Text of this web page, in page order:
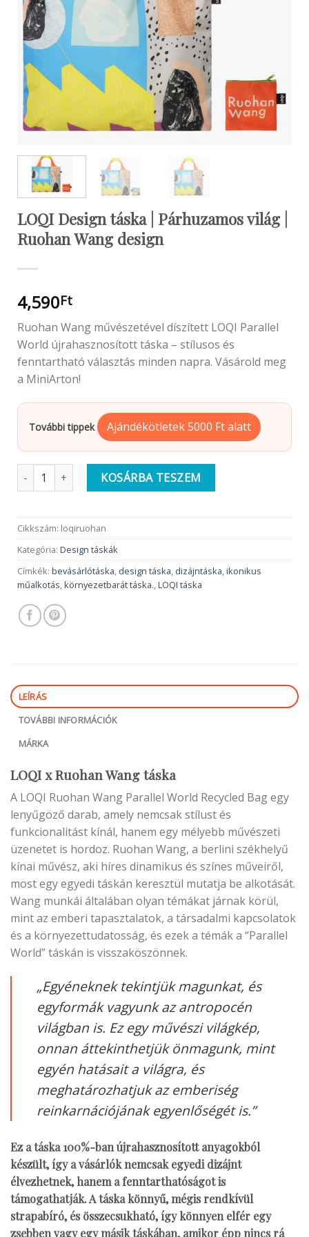
LOQI Design táska | Párhuzamos világ |
Ruohan Wang design
4,590Ft
Ruohan Wang művészetével díszített LOQI Parallel
World újrahasznosított táska – stílusos és
fenntartható választás minden napra. Vásárold meg
a MiniArton!
További tippek Ajándékötletek 5000 Ft alatt
LOQI Design táska | Párhuzamos világ | Ruohan Wang design
KOSÁRBA TESZEM
Cikkszám: loqiruohan
Kategória: Design táskák
Címkék: bevásárlótáska, design táska, dizájntáska,ikonikus
műalkotás,környezetbarát táska.,LOQI táska
LEÍRÁS
TOVÁBBI INFORMÁCIÓK
MÁRKA
LOQI x Ruohan Wang táska
A LOQI Ruohan Wang Parallel World Recycled Bag egy
lenyűgöző darab, amely nemcsak stílust és
funkcionalitást kínál, hanem egy mélyebb művészeti
üzenetet is hordoz. Ruohan Wang, a berlini székhelyű
kínai művész, aki híres dinamikus és színes műveiről,
most egy egyedi táskán keresztül mutatja be alkotását.
Wang munkái általában olyan témákat járnak körül,
mint az emberi tapasztalatok, a társadalmi kapcsolatok
és a környezettudatosság, és ezek a témák a “Parallel
World” táskán is visszaköszönnek.
„Egyéneknek tekintjük magunkat, és
egyformák vagyunk az antropocén
világban is. Ez egy művészi világkép,
onnan áttekinthetjük önmagunk, mint
egyén hatásait a világra, és
meghatározhatjuk az emberiség
reinkarnációjának egyenlőségét is.”
Ez a táska 100%-ban újrahasznosított anyagokból
készült, így a vásárlók nemcsak egyedi dizájnt
élvezhetnek, hanem a fenntarthatóságot is
támogathatják. A táska könnyű, mégis rendkívül
strapabíró, és összecsukható, így könnyen elfér egy
zsebben vagy egy másik táskában, amikor épp nincs rá